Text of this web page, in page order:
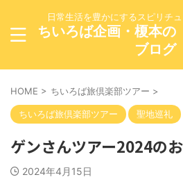
日常生活を豊かにするスピリチ
ちいろば企画・榎本の
ブログ
HOME > ちいろば旅倶楽部ツアー >
ちいろば旅倶楽部ツアー 聖地巡礼
ゲンさんツアー2024の
2024年4月15日